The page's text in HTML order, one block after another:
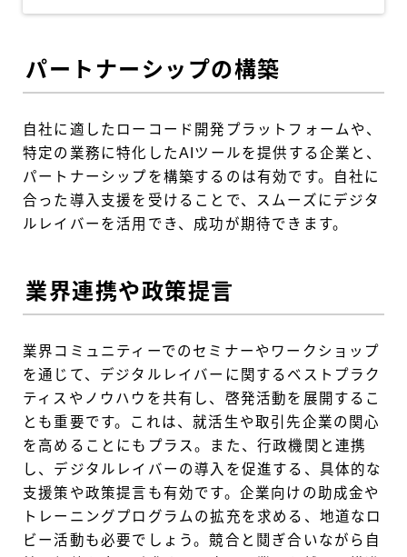
パートナーシップの構築
自社に適したローコード開発プラットフォームや、
特定の業務に特化したAIツールを提供する企業と、
パートナーシップを構築するのは有効です。自社に
合った導入支援を受けることで、スムーズにデジタ
ルレイバーを活用でき、成功が期待できます。
業界連携や政策提言
業界コミュニティーでのセミナーやワークショップ
を通じて、デジタルレイバーに関するベストプラク
ティスやノウハウを共有し、啓発活動を展開するこ
とも重要です。これは、就活生や取引先企業の関心
を高めることにもプラス。また、行政機関と連携
し、デジタルレイバーの導入を促進する、具体的な
支援策や政策提言も有効です。企業向けの助成金や
トレーニングプログラムの拡充を求める、地道なロ
ビー活動も必要でしょう。競合と鬩ぎ合いながら自